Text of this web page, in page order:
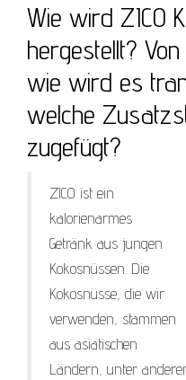
Wie wird ZICO
hergestellt?
wie wird es
welche
zugefügt?
ZICO ist ein
kalorienarmes
Getränk aus jungen
Kokosnüssen. Die
Kokosnüsse, die wir
verwenden, stammen
aus asiatischen
Ländern, unter